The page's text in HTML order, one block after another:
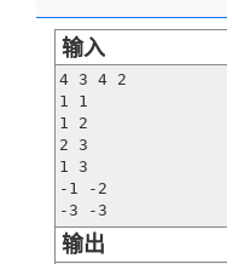
输入
4 3 4 2
1 1
1 2
2 3
1 3
-1 -2
-3 -3
输出